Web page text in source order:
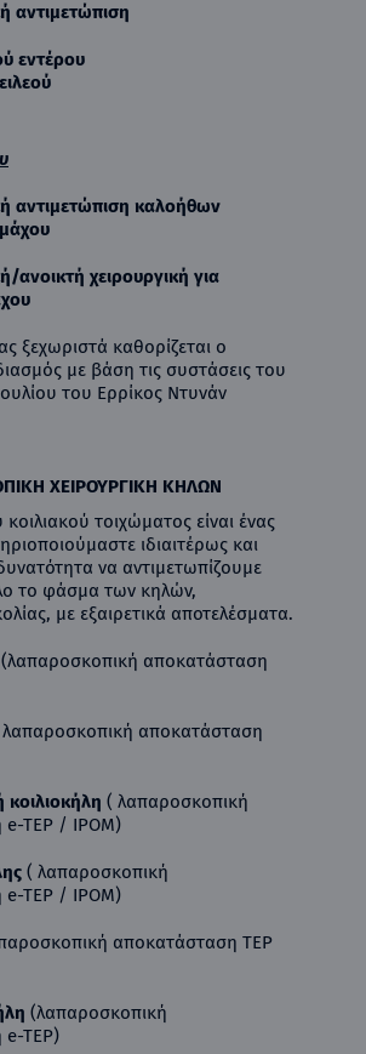
αντιμετώπιση
εντέρου
αντιμετώπιση καλοήθων
ανοικτή χειρουργική για
ξεχωριστά καθορίζεται ο
με βάση τις συστάσεις του
του Ερρίκος Ντυνάν
ΧΕΙΡΟΥΡΓΙΚΗ ΚΗΛΩΝ
τοιχώματος είναι ένας
ιδιαιτέρως και
να αντιμετωπίζουμε
το φάσμα των κηλών,
με εξαιρετικά αποτελέσματα.
(λαπαροσκοπική αποκατάσταση
αποκατάσταση
κοιλιοκήλη ( λαπαροσκοπική
TEP / IPOM)
( λαπαροσκοπική
TEP / IPOM)
αποκατάσταση TEP
(λαπαροσκοπική
TEP)